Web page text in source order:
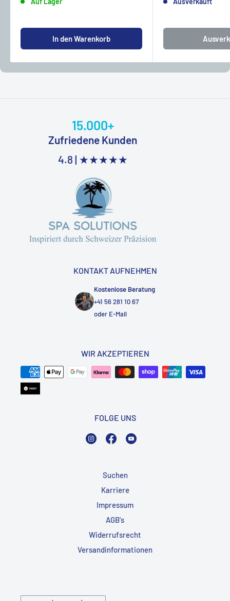
In den Warenkorb
15.000+
Zufriedene Kunden
4.8 | ★★★★★
KONTAKT AUFNEHMEN
Kostenlose Beratung
+41 56 281 10 67
oder E-Mail
WIR AKZEPTIEREN
FOLGE UNS
InstagramFacebook
Suchen
Karriere
Impressum
AGB's
Widerrufsrecht
Versandinformationen